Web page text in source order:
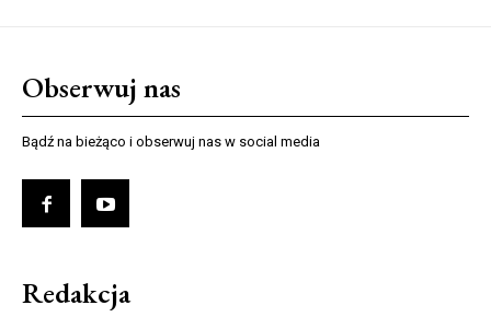
Obserwuj nas
Bądź na bieżąco i obserwuj nas w social media
Redakcja